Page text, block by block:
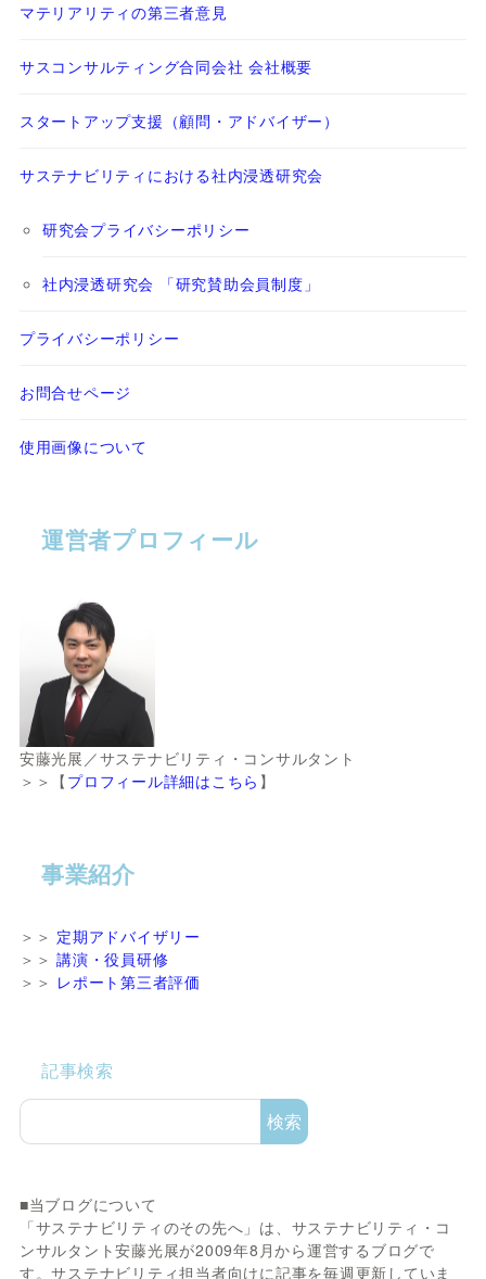
マテリアリティの第三者意見
サスコンサルティング合同会社 会社概要
スタートアップ支援（顧問・アドバイザー）
サステナビリティにおける社内浸透研究会
研究会プライバシーポリシー
社内浸透研究会 「研究賛助会員制度」
プライバシーポリシー
お問合せページ
使用画像について
運営者プロフィール
安藤光展／サステナビリティ・コンサルタント
＞＞【 プロフィール詳細はこちら 】
事業紹介
＞＞ 定期アドバイザリー
＞＞講演・役員研修
＞＞ レポート第三者評価
記事検索
検索
■当ブログについて
「サステナビリティのその先へ」は、サステナビリティ・コ
ンサルタント安藤光展が2009年8月から運営するブログで
す。サステナビリティ担当者向けに記事を毎週更新していま